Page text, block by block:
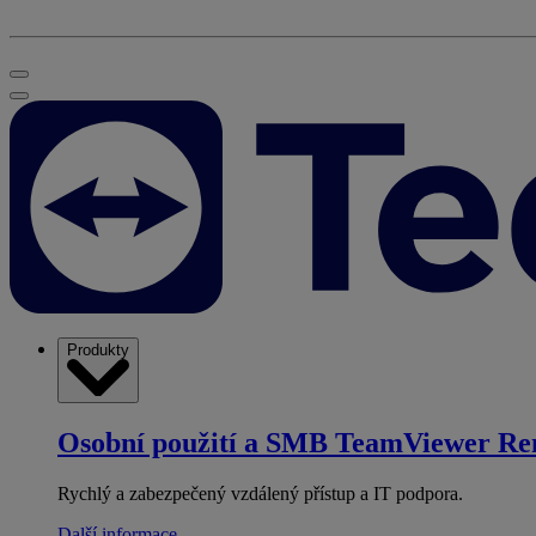
Produkty
Osobní použití a SMB TeamViewer
Rychlý a zabezpečený vzdálený přístup a IT podpora.